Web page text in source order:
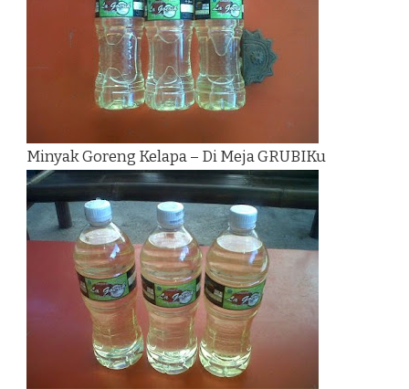
Minyak Goreng Kelapa – Di Meja GRUBIKu